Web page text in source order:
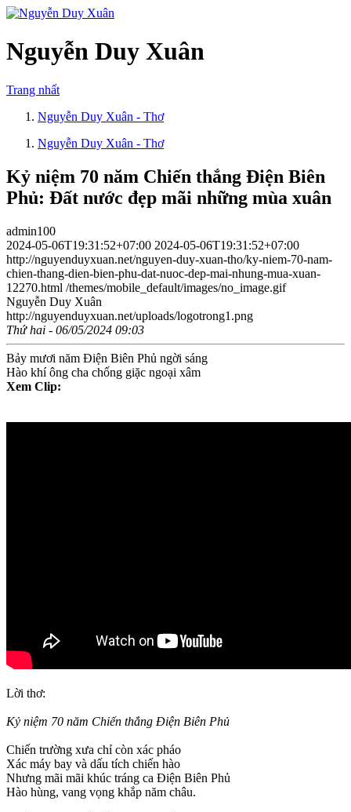
Nguyễn Duy Xuân
Trang nhất
Nguyễn Duy Xuân - Thơ
Nguyễn Duy Xuân - Thơ
Kỷ niệm 70 năm Chiến thắng Điện Biên
Phủ: Đất nước đẹp mãi những mùa xuân
admin100
2024-05-06T19:31:52+07:00 2024-05-06T19:31:52+07:00
http://nguyenduyxuan.net/nguyen-duy-xuan-tho/ky-niem-70-nam-
chien-thang-dien-bien-phu-dat-nuoc-dep-mai-nhung-mua-xuan-
12270.html /themes/mobile_default/images/no_image.gif
Nguyễn Duy Xuân
http://nguyenduyxuan.net/uploads/logotrong1.png
Thứ hai - 06/05/2024 09:03
Bảy mươi năm Điện Biên Phủ ngời sáng
Hào khí ông cha chống giặc ngoại xâm
Xem Clip:
Lời thơ:
Kỷ niệm 70 năm Chiến thắng Điện Biên Phủ
Chiến trường xưa chỉ còn xác pháo
Xác máy bay và dấu tích chiến hào
Nhưng mãi mãi khúc tráng ca Điện Biên Phủ
Hào hùng, vang vọng khắp năm châu.